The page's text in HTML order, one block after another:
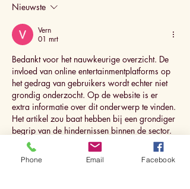
Nieuwste
Vern
01 mrt
Bedankt voor het nauwkeurige overzicht. De
invloed van online entertainmentplatforms op
het gedrag van gebruikers wordt echter niet
grondig onderzocht. Op de website is er
extra informatie over dit onderwerp te vinden.
Het artikel zou baat hebben bij een grondiger
begrip van de hindernissen binnen de sector.
Phone Email Facebook